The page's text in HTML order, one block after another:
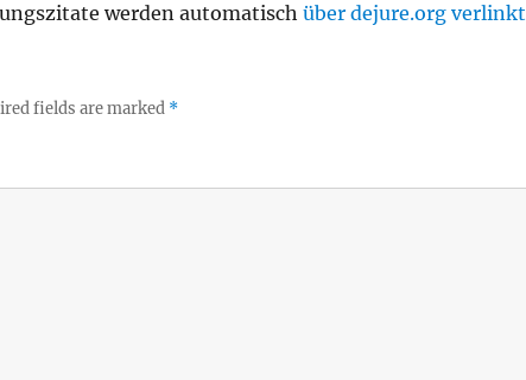
werden automatischüber dejure.org verlinkt
fields are marked *